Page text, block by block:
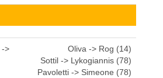
->
Oliva -> Rog (14)
Sottil -> Lykogiannis (78)
Pavoletti -> Simeone (78)